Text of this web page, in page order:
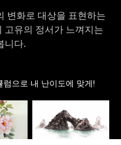
변화로 대상을 표현하는
고유의 정서가 느껴지는
니다.
럼으로 내 난이도에 맞게!